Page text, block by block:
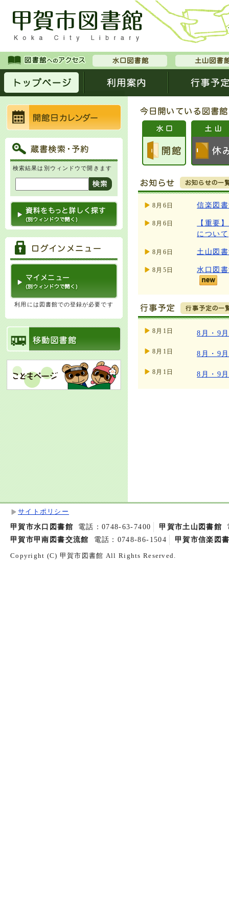
検索結果は別ウィンドウで開きます
利用には図書館での登録が必要です
8月6日 信楽図
8月6日
【重要
について
8月6日 土山図
8月5日 水口図
8月1日 8月・9
8月1日 8月・9
8月1日 8月・9
サイトポリシー
甲賀市水口図書館 電話：0748-63-7400 甲賀市土山図書館
甲賀市甲南図書交流館
電話：0748-86-1504 甲賀市信楽図
Copyright (C) 甲賀市図書館 All Rights Reserved.